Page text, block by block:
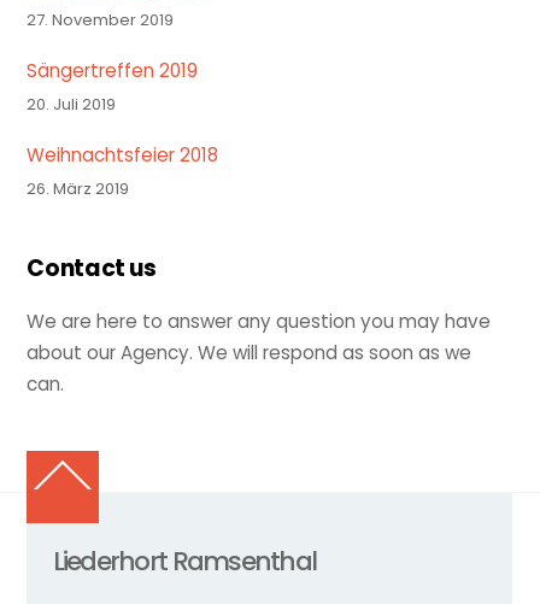
27. November 2019
Sängertreffen 2019
20. Juli 2019
Weihnachtsfeier 2018
26. März 2019
Contact us
We are here to answer any question you may have
about our Agency. We will respond as soon as we
can.
Back
Top
Liederhort Ramsenthal